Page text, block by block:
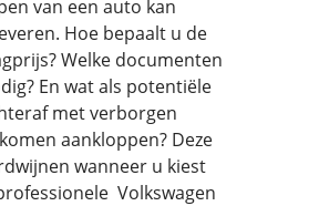
van een auto kan
Hoe bepaalt u de
Welke documenten
En wat als potentiële
met verborgen
aankloppen? Deze
wanneer u kiest
Volkswagen